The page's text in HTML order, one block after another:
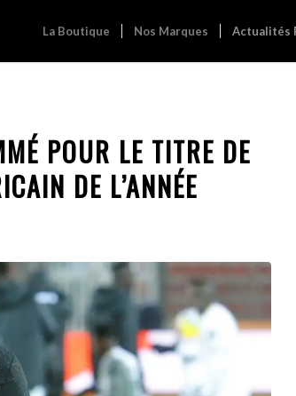
La Boutique Nos Marques Actualités
POUR LE TITRE DE
DE L’ANNÉE